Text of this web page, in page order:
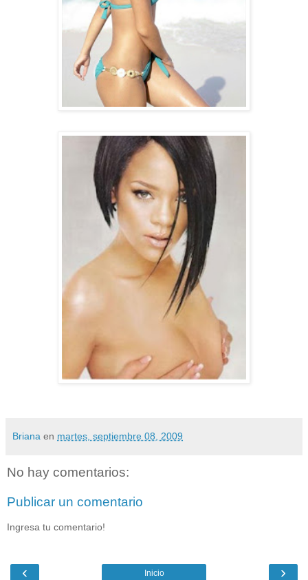
Briana en martes, septiembre 08, 2009
No hay comentarios:
Publicar un comentario
Ingresa tu comentario!
‹ ›
Inicio